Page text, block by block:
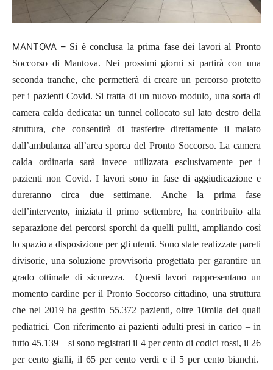
MANTOVA – Si è conclusa la prima fase dei lavori al Pronto
Soccorso di Mantova. Nei prossimi giorni si partirà con una
seconda tranche, che permetterà di creare un percorso protetto
per i pazienti Covid. Si tratta di un nuovo modulo, una sorta di
camera calda dedicata: un tunnel collocato sul lato destro della
struttura, che consentirà di trasferire direttamente il malato
dall’ambulanza all’area sporca del Pronto Soccorso. La camera
calda ordinaria sarà invece utilizzata esclusivamente per i
pazienti non Covid. I lavori sono in fase di aggiudicazione e
dureranno circa due settimane. Anche la prima fase
dell’intervento, iniziata il primo settembre, ha contribuito alla
separazione dei percorsi sporchi da quelli puliti, ampliando così
lo spazio a disposizione per gli utenti. Sono state realizzate pareti
divisorie, una soluzione provvisoria progettata per garantire un
grado ottimale di sicurezza. Questi lavori rappresentano un
momento cardine per il Pronto Soccorso cittadino, una struttura
che nel 2019 ha gestito 55.372 pazienti, oltre 10mila dei quali
pediatrici. Con riferimento ai pazienti adulti presi in carico – in
tutto45.139 – si sono registratiil 4 per cento di codici rossi, il 26
per cento gialli, il 65 per cento verdi e il 5 per cento bianchi.